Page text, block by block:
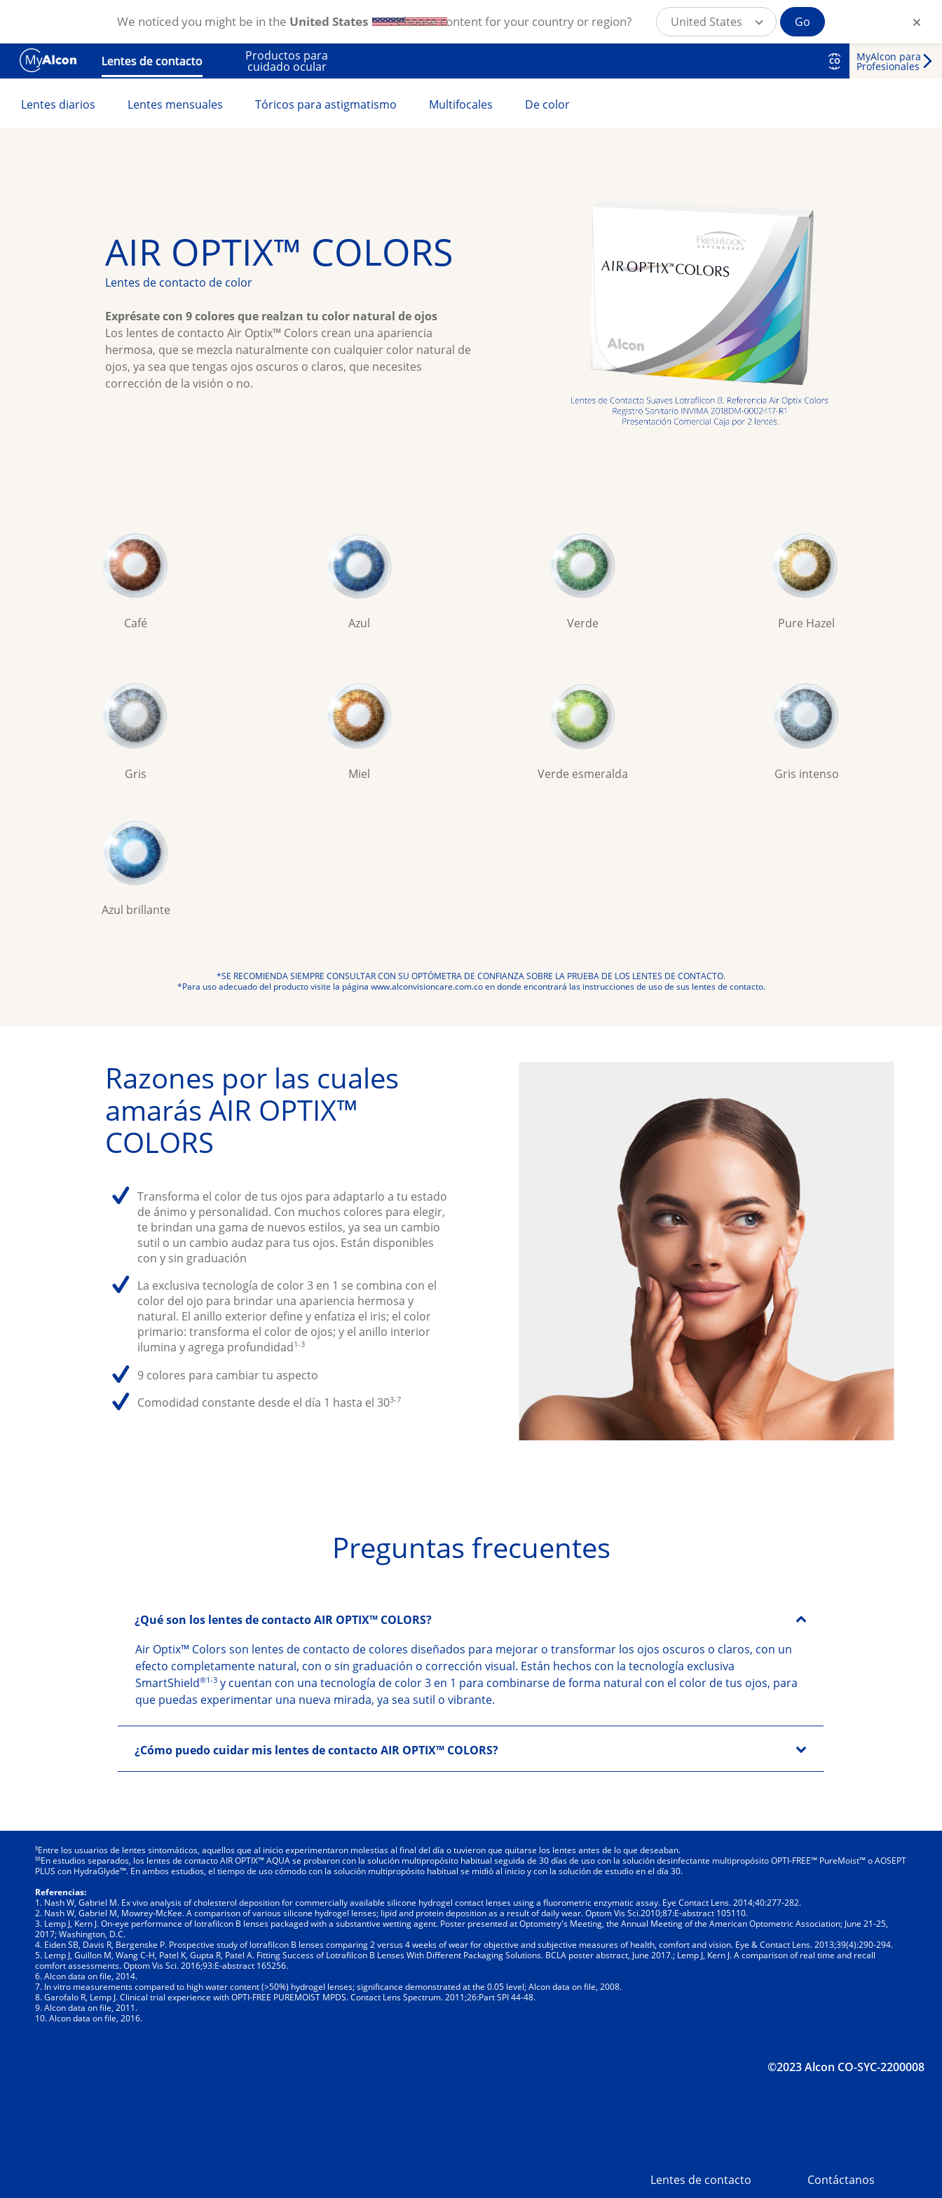
Pasar al contenido principal
Lentes de contacto
Productos para
cuidado ocular CO MyAlcon para
Profesionales
Lentes diarios Lentes mensuales Tóricos para astigmatismo Multifocales De color
AIR OPTIX™ COLORS
Lentes de contacto de color
Exprésate con 9 colores que realzan tu color natural de ojos
Los lentes de contacto Air Optix™ Colors crean una apariencia
hermosa, que se mezcla naturalmente con cualquier color natural de
ojos, ya sea que tengas ojos oscuros o claros, que necesites
corrección de la visión o no.
Café Azul Verde Pure Hazel
Gris Miel Verde esmeralda Gris intenso
Azul brillante
*SE RECOMIENDA SIEMPRE CONSULTAR CON SU OPTÓMETRA DE CONFIANZA SOBRE LA PRUEBA DE LOS LENTES DE CONTACTO.
*Para uso adecuado del producto visite la página www.alconvisioncare.com.co en donde encontrará las instrucciones de uso de sus lentes de contacto.
Razones por las cuales
amarás AIR OPTIX™
COLORS
Transforma el color de tus ojos para adaptarlo a tu estado
de ánimo y personalidad. Con muchos colores para elegir,
te brindan una gama de nuevos estilos, ya sea un cambio
sutil o un cambio audaz para tus ojos. Están disponibles
con y sin graduación
La exclusiva tecnología de color 3 en 1 se combina con el
color del ojo para brindar una apariencia hermosa y
natural. El anillo exterior define y enfatiza el iris; el color
primario: transforma el color de ojos; y el anillo interior
ilumina y agrega profundidad1-3
9 colores para cambiar tu aspecto
Comodidad constante desde el día 1 hasta el 303-7
Preguntas frecuentes
¿Qué son los lentes de contacto AIR OPTIX™ COLORS?
Air Optix™ Colors son lentes de contacto de colores diseñados para mejorar o transformar los ojos oscuros o claros, con un
efecto completamente natural, con o sin graduación o corrección visual. Están hechos con la tecnología exclusiva
SmartShield®1-3 y cuentan con una tecnología de color 3 en 1 para combinarse de forma natural con el color de tus ojos, para
que puedas experimentar una nueva mirada, ya sea sutil o vibrante.
¿Cómo puedo cuidar mis lentes de contacto AIR OPTIX™ COLORS?
§Entre los usuarios de lentes sintomáticos, aquellos que al inicio experimentaron molestias al final del día o tuvieron que quitarse los lentes antes de lo que deseaban.
§§En estudios separados, los lentes de contacto AIR OPTIX™ AQUA se probaron con la solución multipropósito habitual seguida de 30 días de uso con la solución desinfectante multipropósito OPTI-FREE™ PureMoist™ o AOSEPT
PLUS con HydraGlyde™. En ambos estudios, el tiempo de uso cómodo con la solución multipropósito habitual se midió al inicio y con la solución de estudio en el día 30.
Referencias:
1. Nash W, Gabriel M. Ex vivo analysis of cholesterol deposition for commercially available silicone hydrogel contact lenses using a fluorometric enzymatic assay. Eye Contact Lens. 2014;40:277-282.
2. Nash W, Gabriel M, Mowrey-McKee. A comparison of various silicone hydrogel lenses; lipid and protein deposition as a result of daily wear. Optom Vis Sci.2010;87:E-abstract 105110.
3. Lemp J, Kern J. On-eye performance of lotrafilcon B lenses packaged with a substantive wetting agent. Poster presented at Optometry's Meeting, the Annual Meeting of the American Optometric Association; June 21-25,
2017; Washington, D.C.
4. Eiden SB, Davis R, Bergenske P. Prospective study of lotrafilcon B lenses comparing 2 versus 4 weeks of wear for objective and subjective measures of health, comfort and vision. Eye & Contact Lens. 2013;39(4):290-294.
5. Lemp J, Guillon M, Wang C-H, Patel K, Gupta R, Patel A. Fitting Success of Lotrafilcon B Lenses With Different Packaging Solutions. BCLA poster abstract, June 2017.; Lemp J, Kern J. A comparison of real time and recall
comfort assessments. Optom Vis Sci. 2016;93:E-abstract 165256.
6. Alcon data on file, 2014.
7. In vitro measurements compared to high water content (>50%) hydrogel lenses; significance demonstrated at the 0.05 level; Alcon data on file, 2008.
8. Garofalo R, Lemp J. Clinical trial experience with OPTI-FREE PUREMOIST MPDS. Contact Lens Spectrum. 2011;26:Part SPI 44-48.
9. Alcon data on file, 2011.
10. Alcon data on file, 2016.
©2023 Alcon CO-SYC-2200008
Lentes de contacto
Contáctanos
We noticed you might be in the United States . Choose content for your country or region? United States Go